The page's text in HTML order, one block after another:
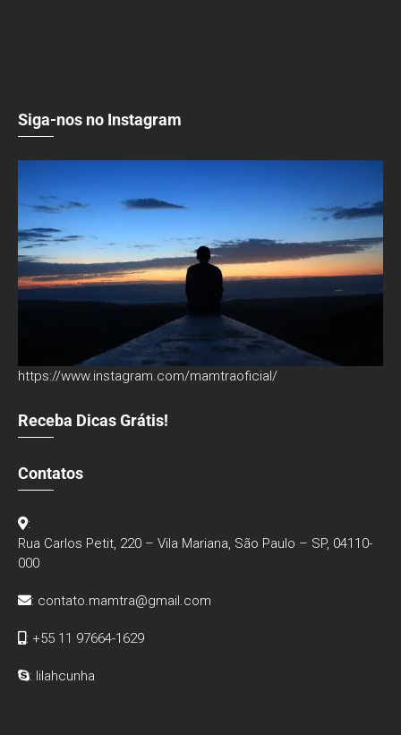
Siga-nos no Instagram
https://www.instagram.com/mamtraoficial/
Receba Dicas Grátis!
Contatos
:
Rua Carlos Petit, 220 – Vila Mariana, São Paulo – SP, 04110-
000
: contato.mamtra@gmail.com
: +55 11 97664-1629
: lilahcunha